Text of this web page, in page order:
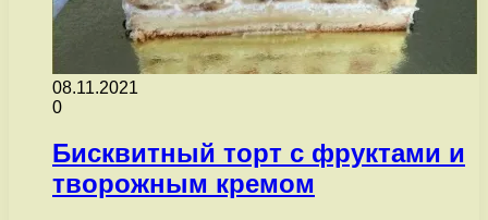
08.11.2021
0
Бисквитный торт с фруктами и
творожным кремом